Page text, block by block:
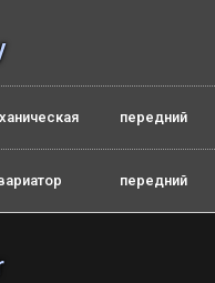
передний
передний